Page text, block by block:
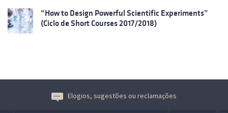
“How to Design Powerful Scientific Experiments”
(Ciclo de Short Courses 2017/2018)
Elogios, sugestões ou reclamações